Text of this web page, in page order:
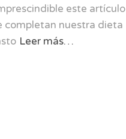
este artículo
completan nuestra dieta
Leer más…